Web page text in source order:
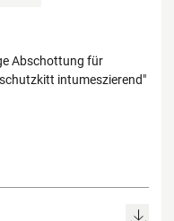
Abschottung für
intumeszierend"